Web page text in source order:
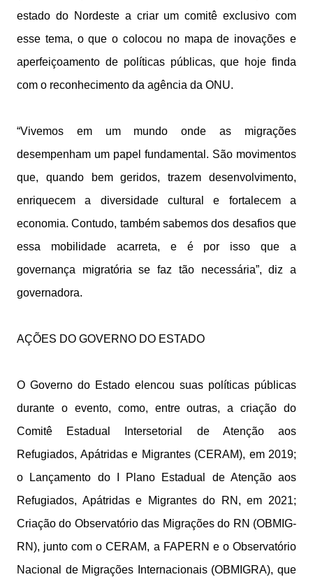
estado do Nordeste a criar um comitê exclusivo com
esse tema, o que o colocou no mapa de inovações e
aperfeiçoamento de políticas públicas, que hoje finda
com o reconhecimento da agência da ONU.
“Vivemos em um mundo onde as migrações
desempenham um papel fundamental. São movimentos
que, quando bem geridos, trazem desenvolvimento,
enriquecem a diversidade cultural e fortalecem a
economia. Contudo, também sabemos dos desafios que
essa mobilidade acarreta, e é por isso que a
governança migratória se faz tão necessária”, diz a
governadora.
AÇÕES DO GOVERNO DO ESTADO
O Governo do Estado elencou suas políticas públicas
durante o evento, como, entre outras, a criação do
Comitê Estadual Intersetorial de Atenção aos
Refugiados, Apátridas e Migrantes (CERAM), em 2019;
o Lançamento do I Plano Estadual de Atenção aos
Refugiados, Apátridas e Migrantes do RN, em 2021;
Criação do Observatório das Migrações do RN (OBMIG-
RN), junto com o CERAM, a FAPERN e o Observatório
Nacional de Migrações Internacionais (OBMIGRA), que